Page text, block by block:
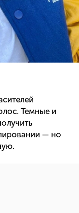
Темные и
— но